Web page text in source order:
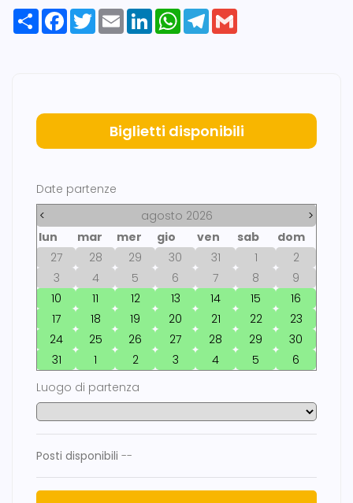
ShareFacebook
TwitterEmail LinkedInWhatsApp
Telegram
Biglietti disponibili
Date partenze
<
agosto 2026
>
lun
mar mer gio ven sab
dom
27
28 29 30 31 1
2
3
4 5 6 7 8
9
10
11 12 13 14 15
16
17
18 19 20 21 22
23
24
25 26 27 28 29
30
31
1 2 3 4 5
6
Luogo di partenza
Posti disponibili --